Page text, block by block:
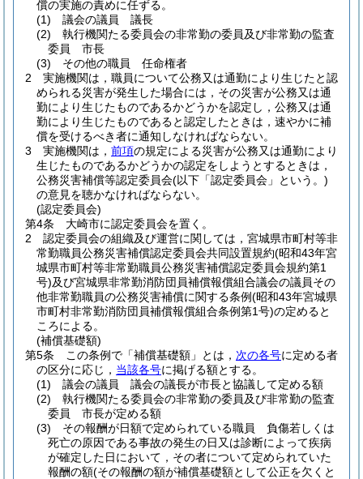
償の実施の責めに任ずる。
(1)
議会の議員 議長
(2)
執行機関たる委員会の非常勤の委員及び非常勤の監査
委員 市長
(3)
その他の職員 任命権者
2
実施機関は，職員について公務又は通勤により生じたと認
められる災害が発生した場合には，その災害が公務又は通
勤により生じたものであるかどうかを認定し，公務又は通
勤により生じたものであると認定したときは，速やかに補
償を受けるべき者に通知しなければならない。
3
実施機関は， 前項の規定による災害が公務又は通勤により
生じたものであるかどうかの認定をしようとするときは，
公務災害補償等認定委員会(以下「認定委員会」という。)
の意見を聴かなければならない。
(認定委員会)
第4条
大崎市に認定委員会を置く。
2
認定委員会の組織及び運営に関しては，宮城県市町村等非
常勤職員公務災害補償認定委員会共同設置規約(昭和43年宮
城県市町村等非常勤職員公務災害補償認定委員会規約第1
号)及び宮城県非常勤消防団員補償報償組合議会の議員その
他非常勤職員の公務災害補償に関する条例(昭和43年宮城県
市町村非常勤消防団員補償報償組合条例第1号)の定めると
ころによる。
(補償基礎額)
第5条
この条例で「補償基礎額」とは， 次の各号に定める者
の区分に応じ， 当該各号に掲げる額とする。
(1)
議会の議員 議会の議長が市長と協議して定める額
(2)
執行機関たる委員会の非常勤の委員及び非常勤の監査
委員 市長が定める額
(3)
その報酬が日額で定められている職員 負傷若しくは
死亡の原因である事故の発生の日又は診断によって疾病
が確定した日において，その者について定められていた
報酬の額(その報酬の額が補償基礎額として公正を欠くと